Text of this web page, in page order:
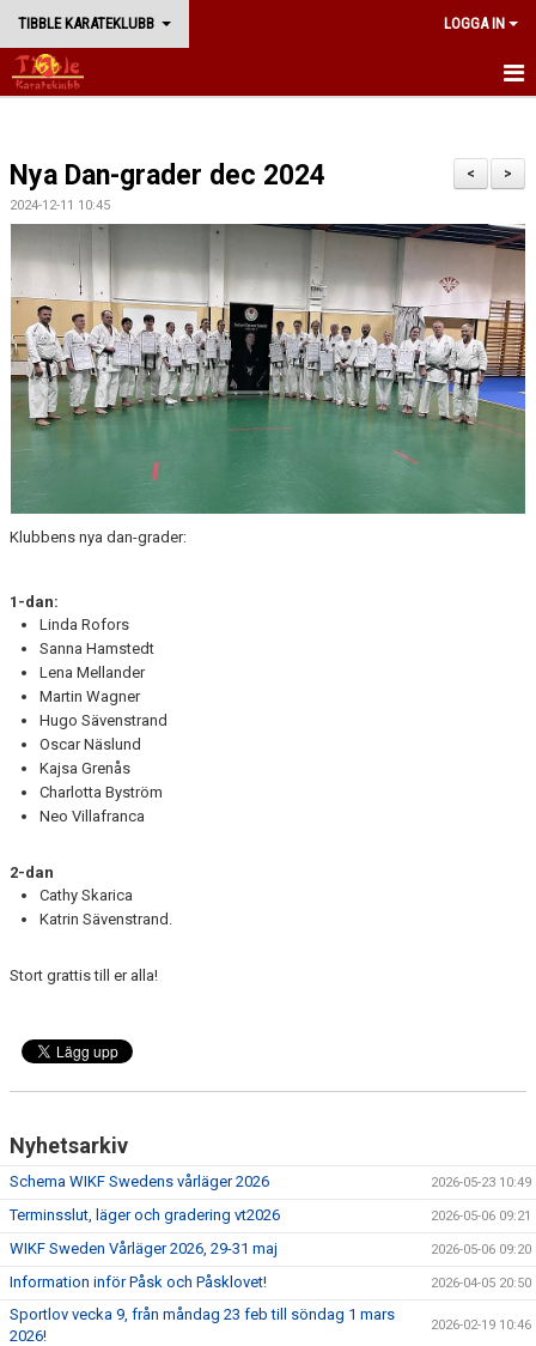
TIBBLE KARATEKLUBB LOGGA IN
BÖRJA TRÄNA
NYHETER
TRÄNING
WADORYU KARATE
KLUBBEN
>
<
Nya Dan-grader dec 2024
2024-12-11 10:45
Klubbens nya dan-grader:
1-dan:
Linda Rofors
Sanna Hamstedt
Lena Mellander
Martin Wagner
Hugo Sävenstrand
Oscar Näslund
Kajsa Grenås
Charlotta Byström
Neo Villafranca
2-dan
Cathy Skarica
Katrin Sävenstrand.
Stort grattis till er alla!
Nyhetsarkiv
Schema WIKF Swedens vårläger 2026 2026-05-23 10:49
Terminsslut, läger och gradering vt2026 2026-05-06 09:21
WIKF Sweden Vårläger 2026, 29-31 maj 2026-05-06 09:20
Information inför Påsk och Påsklovet! 2026-04-05 20:50
Sportlov vecka 9, från måndag 23 feb till söndag 1 mars
2026!
2026-02-19 10:46